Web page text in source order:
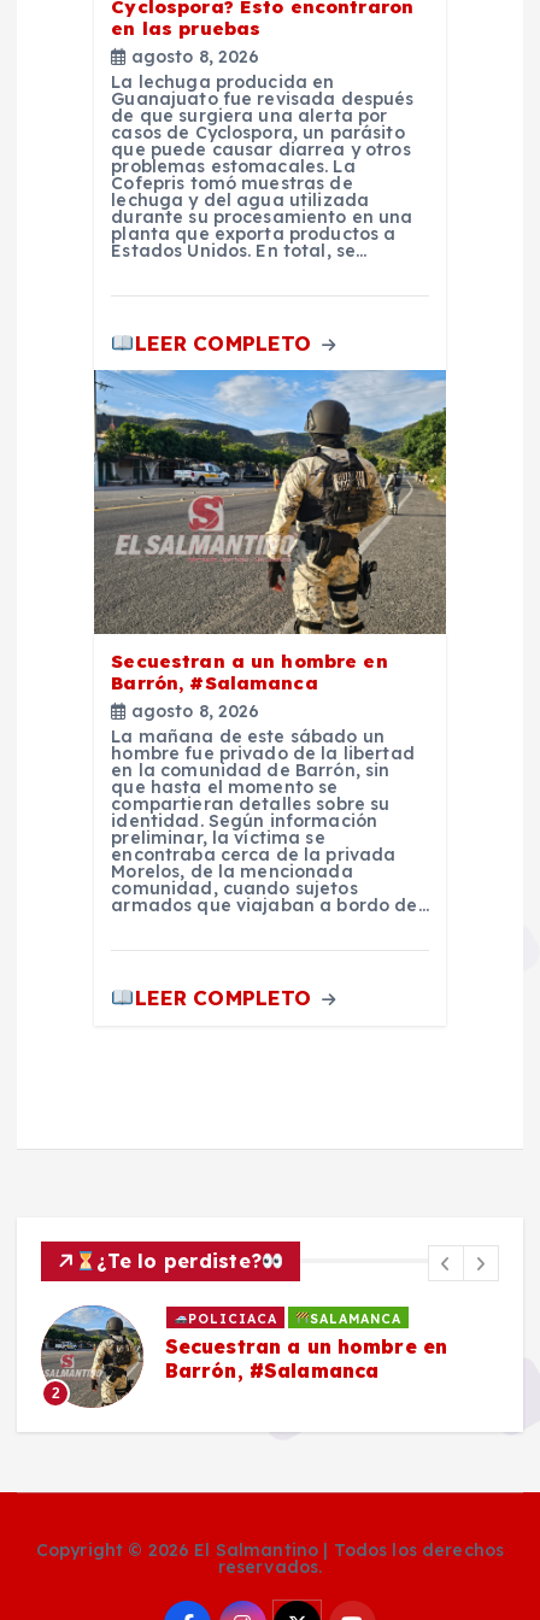
Cyclospora? Esto encontraron
en las pruebas
agosto 8, 2026
La lechuga producida en
Guanajuato fue revisada después
de que surgiera una alerta por
casos de Cyclospora, un parásito
que puede causar diarrea y otros
problemas estomacales. La
Cofepris tomó muestras de
lechuga y del agua utilizada
durante su procesamiento en una
planta que exporta productos a
Estados Unidos. En total, se…
LEER COMPLETO
Secuestran a un hombre en
Barrón, #Salamanca
agosto 8, 2026
La mañana de este sábado un
hombre fue privado de la libertad
en la comunidad de Barrón, sin
que hasta el momento se
compartieran detalles sobre su
identidad. Según información
preliminar, la víctima se
encontraba cerca de la privada
Morelos, de la mencionada
comunidad, cuando sujetos
armados que viajaban a bordo de…
LEER COMPLETO
¿Te lo perdiste?
2
POLICIACA SALAMANCA
Secuestran a un hombre en
Barrón, #Salamanca
Copyright © 2026 El Salmantino | Todos los derechos
reservados.